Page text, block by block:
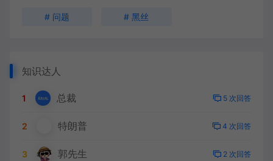
# 问题 # 黑丝
知识达人
1 总裁 5 次回答
2 特朗普 4 次回答
3 郭先生 2 次回答